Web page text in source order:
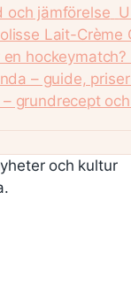
och jämförelse
Lait-Crème
en
– guide,
grundrecept
och kultur